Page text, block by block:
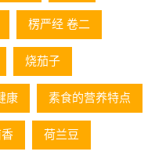
楞严经 卷二
烧茄子
康 素食的营养特点
荷兰豆